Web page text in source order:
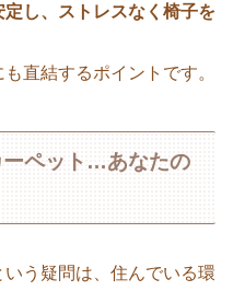
定し、ストレスなく椅子を
直結するポイントです。
ーペット…あなたの
いう疑問は、住んでいる環